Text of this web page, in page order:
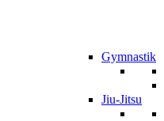
Gymnastik
Jiu-Jitsu